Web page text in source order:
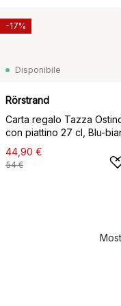
Disponibile
Rörstrand
Carta regalo Tazza
con piattino 27 cl, Blu-
44,90 €
54 €
-17%